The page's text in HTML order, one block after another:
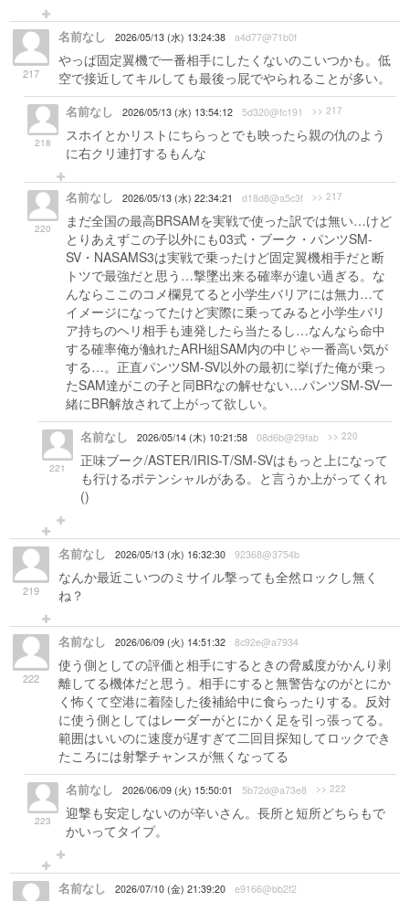
217
名前なし 2026/05/13 (水) 13:24:38 a4d77@71b0f
やっぱ固定翼機で一番相手にしたくないのこいつかも。低
空で接近してキルしても最後っ屁でやられることが多い。
218
名前なし 2026/05/13 (水) 13:54:12 5d320@fc191 >> 217
スホイとかリストにちらっとでも映ったら親の仇のよう
に右クリ連打するもんな
220
名前なし 2026/05/13 (水) 22:34:21 d18d8@a5c3f >> 217
まだ全国の最高BRSAMを実戦で使った訳では無い…けど
とりあえずこの子以外にも03式・ブーク・パンツSM-
SV・NASAMS3は実戦で乗ったけど固定翼機相手だと断
トツで最強だと思う…撃墜出来る確率が違い過ぎる。な
んならここのコメ欄見てると小学生バリアには無力…て
イメージになってたけど実際に乗ってみると小学生バリ
ア持ちのヘリ相手も連発したら当たるし…なんなら命中
する確率俺が触れたARH組SAM内の中じゃ一番高い気が
する…。正直パンツSM-SV以外の最初に挙げた俺が乗っ
たSAM達がこの子と同BRなの解せない…パンツSM-SV一
緒にBR解放されて上がって欲しい。
221
名前なし 2026/05/14 (木) 10:21:58 08d6b@29fab >> 220
正味ブーク/ASTER/IRIS-T/SM-SVはもっと上になって
も行けるポテンシャルがある。と言うか上がってくれ
()
219
名前なし 2026/05/13 (水) 16:32:30 92368@3754b
なんか最近こいつのミサイル撃っても全然ロックし無く
ね？
222
名前なし 2026/06/09 (火) 14:51:32 8c92e@a7934
使う側としての評価と相手にするときの脅威度がかんり剥
離してる機体だと思う。相手にすると無警告なのがとにか
く怖くて空港に着陸した後補給中に食らったりする。反対
に使う側としてはレーダーがとにかく足を引っ張ってる。
範囲はいいのに速度が遅すぎて二回目探知してロックでき
たころには射撃チャンスが無くなってる
223
名前なし 2026/06/09 (火) 15:50:01 5b72d@a73e8 >> 222
迎撃も安定しないのが辛いさん。長所と短所どちらもで
かいってタイプ。
名前なし 2026/07/10 (金) 21:39:20 e9166@bb2f2